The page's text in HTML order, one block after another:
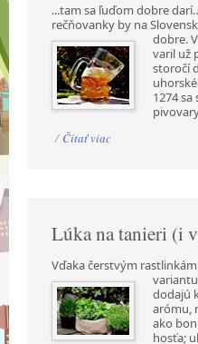
...tam sa ľuďom dobre
rečňovanky by na
dobre.
varil už
storočí
1274
/ Čítať viac
Lúka na tanieri (i
Vďaka čerstvým
dodajú
arómu,
ako
hosťa;